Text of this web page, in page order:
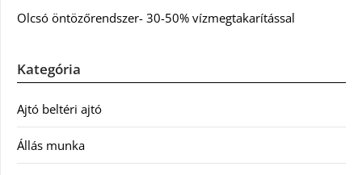
Olcsó öntözőrendszer- 30-50% vízmegtakarítással
Kategória
Ajtó beltéri ajtó
Állás munka